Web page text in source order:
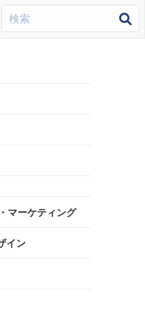
マーケティング
イン